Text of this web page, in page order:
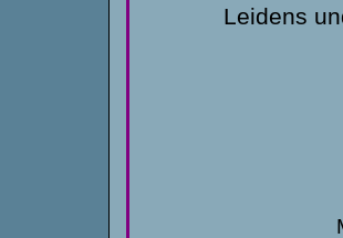
Leidens